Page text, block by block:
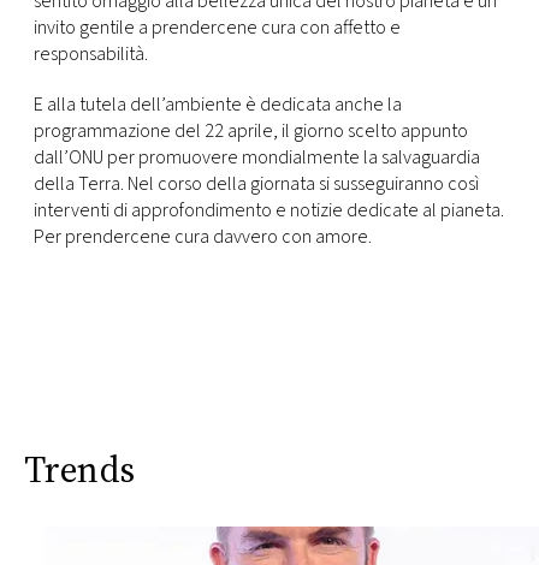
invito gentile a prendercene cura con affetto e
responsabilità.
E alla tutela dell’ambiente è dedicata anche la
programmazione del 22 aprile, il giorno scelto appunto
dall’ONU per promuovere mondialmente la salvaguardia
della Terra. Nel corso della giornata si susseguiranno così
interventi di approfondimento e notizie dedicate al pianeta.
Per prendercene cura davvero con amore.
Trends